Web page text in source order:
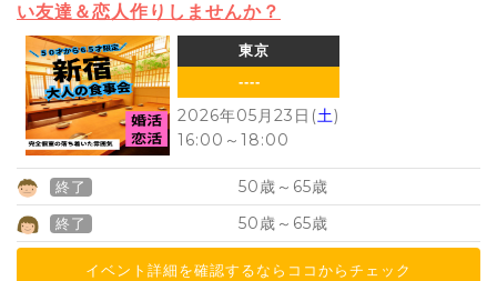
い友達＆恋人作りしませんか？
東京
----
2026年05月23日(土)
16:00 ～ 18:00
終了 50歳～ 65歳
終了 50歳～ 65歳
イベント詳細を確認するならココからチェック